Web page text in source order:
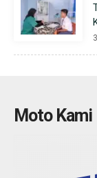
Moto Kami